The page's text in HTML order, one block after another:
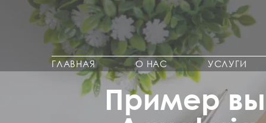
ГЛАВНАЯ О НАС УСЛУГИ
Пример